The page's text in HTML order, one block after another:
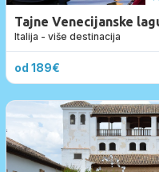
Tajne Venecijanske
& dolina Soče
Italija - više destinacija
od 189€